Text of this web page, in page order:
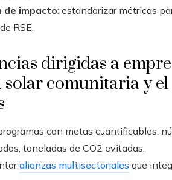
de impacto: estandarizar métricas
RSE.
dirigidas a
solar comunitaria y
con metas cuantificables:
toneladas de CO2 evitadas.
alianzas multisectoriales que